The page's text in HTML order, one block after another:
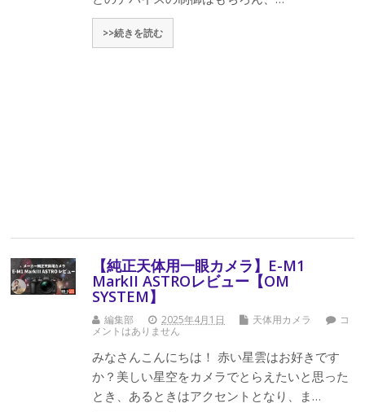
>>続きを読む
【純正天体用一眼カメラ】E-M1
MarkII ASTROレビュー【OM
SYSTEM】
編集部 2025年4月1日 天体用カメラ
コ
メントはありません
みなさんこんにちは！ 赤い星雲はお好きです
か？美しい星空をカメラでとらえたいと思った
とき、あるときはアクセントとなり、ま…